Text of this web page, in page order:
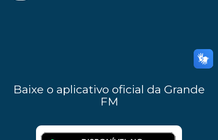
Baixe o aplicativo oficial da Grande
FM